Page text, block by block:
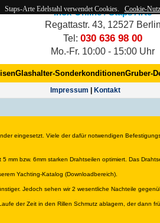
Staps-Arte Edelstahl verwendet Cookies. Cookie-
Inox-Online / Staps Arte
Regattastr. 43, 12527 Berlin
Tel: 030 636 98 00
Mo.-Fr. 10:00 - 15:00 Uhr
Glashalter-SonderkonditionenGruber-
Impres­sum Kontakt
eingesetzt. Viele der dafür notwendigen
bzw. 6mm starken Drahtseilen optimiert. Das
Yachting-Katalog (Downloadbereich).
Jedoch sehen wir 2 wesentliche Nachteile
der Zeit in den Rillen Schmutz ablagern, der dann